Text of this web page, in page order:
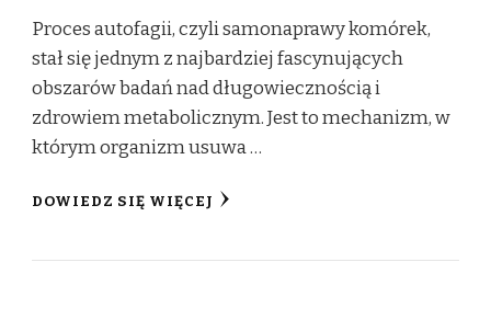
Proces autofagii, czyli samonaprawy komórek,
stał się jednym z najbardziej fascynujących
obszarów badań nad długowiecznością i
zdrowiem metabolicznym. Jest to mechanizm, w
którym organizm usuwa …
DOWIEDZ SIĘ WIĘCEJ